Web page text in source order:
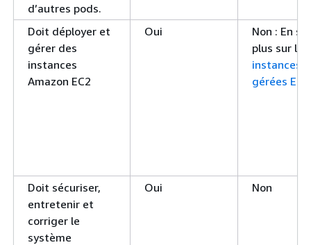
d’autres pods.
Doit déployer et
gérer des
instances
Amazon EC2
Oui
Non : En
plus sur les
instances
gérées EC2
Doit sécuriser,
entretenir et
corriger le
système
Oui Non